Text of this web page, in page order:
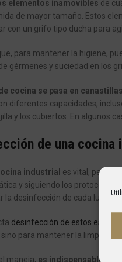
elementos inamovibles de
de mayor tamaño. Estos
con un grifo tipo ducha para
para mantener la higiene,
gérmenes y suciedad en los
cocina se pasa en
diferentes capacidades,
y los cubiertos. En algunos
de una cocina
industrial es vital, pero
y siguiendo los protocolos
la desinfección de cada lugar
desinfección de estos espacios
para mantener la limpieza
maneja, es indispensable que